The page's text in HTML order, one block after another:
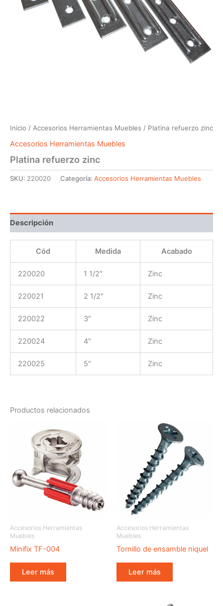
Inicio / Accesorios Herramientas Muebles / Platina refuerzo zinc
Accesorios Herramientas Muebles
Platina refuerzo zinc
SKU: 220020 Categoría: Accesorios Herramientas Muebles
Descripción
Cód Medida Acabado
220020 1 1/2″ Zinc
220021 2 1/2″ Zinc
220022 3″ Zinc
220024 4″ Zinc
220025 5″ Zinc
Productos relacionados
Accesorios Herramientas
Muebles
Minifix TF-004
Leer más
Accesorios Herramientas
Muebles
Tornillo de ensamble niquel
Leer más